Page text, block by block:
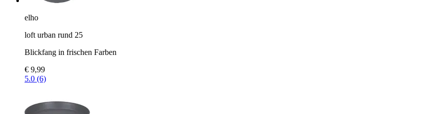
elho
loft urban rund 25
Blickfang in frischen Farben
€ 9,99
5.0 (6)